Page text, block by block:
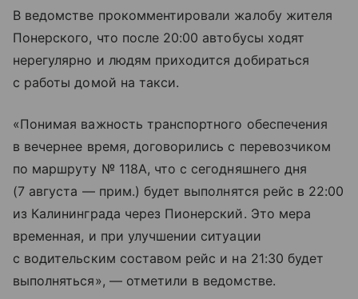
В ведомстве прокомментировали жалобу жителя
Понерского, что после 20:00 автобусы ходят
нерегулярно и людям приходится добираться
с работы домой на такси.
«Понимая важность транспортного обеспечения
в вечернее время, договорились с перевозчиком
по маршруту № 118А, что с сегодняшнего дня
(7 августа — прим.) будет выполнятся рейс в 22:00
из Калининграда через Пионерский. Это мера
временная, и при улучшении ситуации
с водительским составом рейс и на 21:30 будет
выполняться», — отметили в ведомстве.